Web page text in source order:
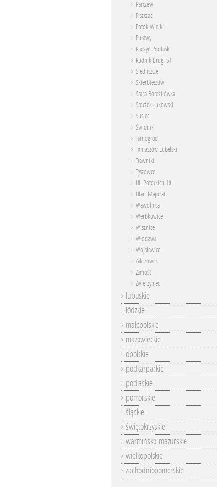
Parczew
Piszczac
Potok Wielki
Puławy
Radzyń Podlaski
Rudnik Drugi 51
Siedliszcze
Skierbieszów
Stara Bordziłówka
Stoczek Łukowski
Susiec
Świdnik
Tarnogród
Tomaszów Lubelski
Trawniki
Tyszowce
Ul. Potockich 10
Ulan-Majorat
Wąwolnica
Werbkowice
Wisznice
Włodawa
Wojsławice
Zakrzówek
Zamość
Zwierzyniec
lubuskie
łódzkie
małopolskie
mazowieckie
opolskie
podkarpackie
podlaskie
pomorskie
śląskie
świętokrzyskie
warmińsko-mazurskie
wielkopolskie
zachodniopomorskie